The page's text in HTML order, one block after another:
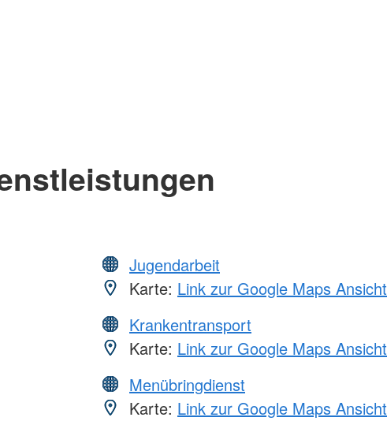
Jugendarbeit
Karte: Link zur Google Maps Ansicht
Krankentransport
Karte: Link zur Google Maps Ansicht
Menübringdienst
Karte: Link zur Google Maps Ansicht